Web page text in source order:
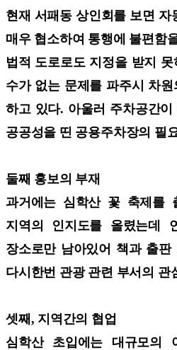
현재 서패동 상인회를 보면
매우 협소하여 통행에 불편함
법적 도로로도 지정을 받지
수가 없는 문제를 파주시 차
하고 있다. 아울러 주차공간
공공성을 띤 공용주차장의 필
둘째 홍보의 부재
과거에는 심학산 꽃 축제를
지역의 인지도를 올렸는데
장소로만 남아있어 책과 출
다시한번 관광 관련 부서의 관
셋째, 지역간의 협업
심학산 초입에는 대규모의